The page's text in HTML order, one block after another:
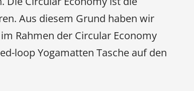
Aus diesem Grund haben wir
Rahmen der Circular Economy
loop Yogamatten Tasche auf den